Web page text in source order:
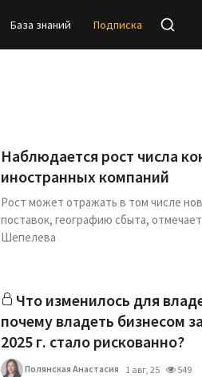
База знаний Подписка
Наблюдается рост числа
иностранных компаний
Рост может отражать в том числе
поставок, географию сбыта,
Шепелева
Что изменилось для
почему владеть бизнесом
2025 г. стало рискованно?
Полянская Анастасия 1 авг, 25 549